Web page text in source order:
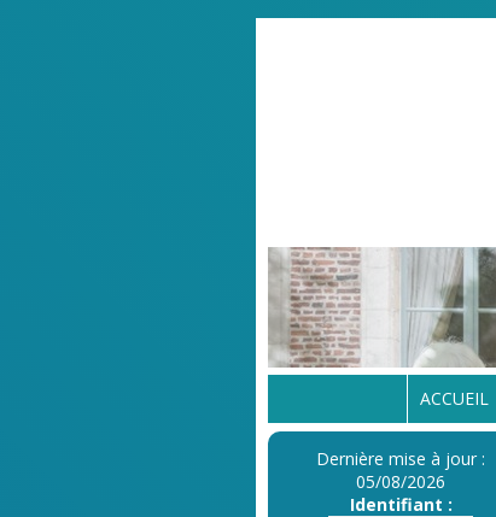
ACCUEIL
Dernière mise à jour :
05/08/2026
Identifiant :